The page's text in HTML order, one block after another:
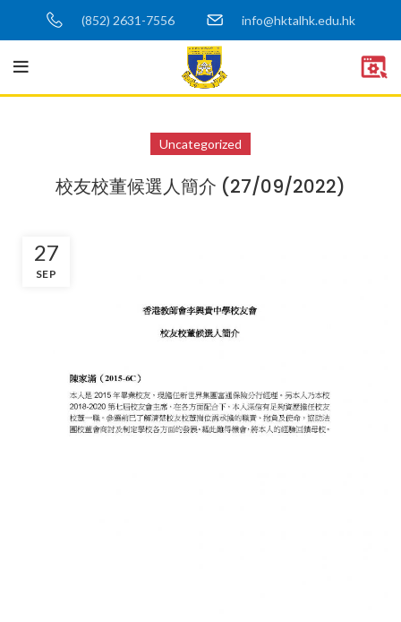
(852) 2631-7556 info@hktalhk.edu.hk
Uncategorized
校友校董候選人簡介 (27/09/2022)
27
SEP